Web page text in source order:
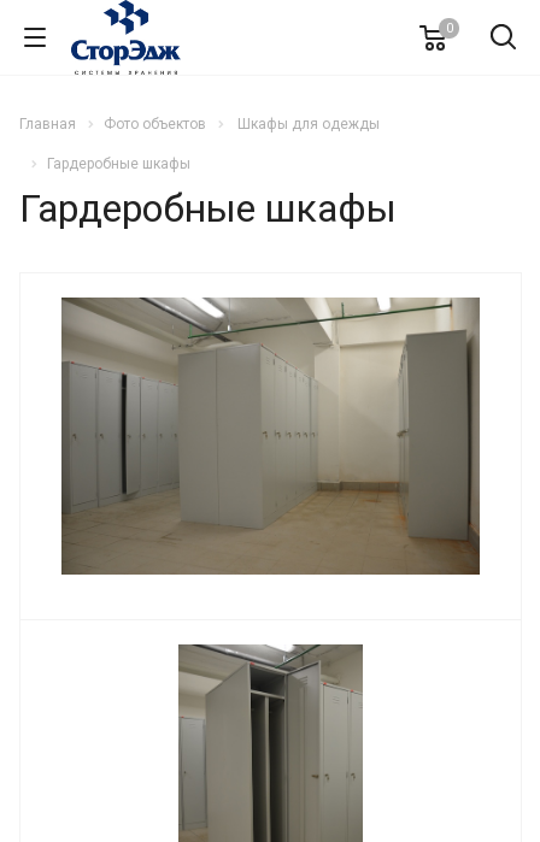
0
Главная Фото объектов Шкафы для одежды
Гардеробные шкафы
Гардеробные шкафы